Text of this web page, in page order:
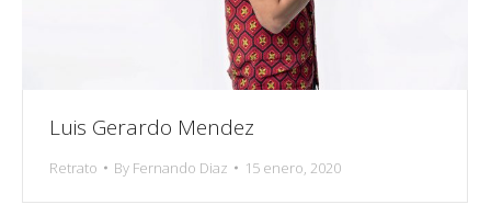
Luis Gerardo Mendez
Retrato By Fernando Diaz 15 enero, 2020